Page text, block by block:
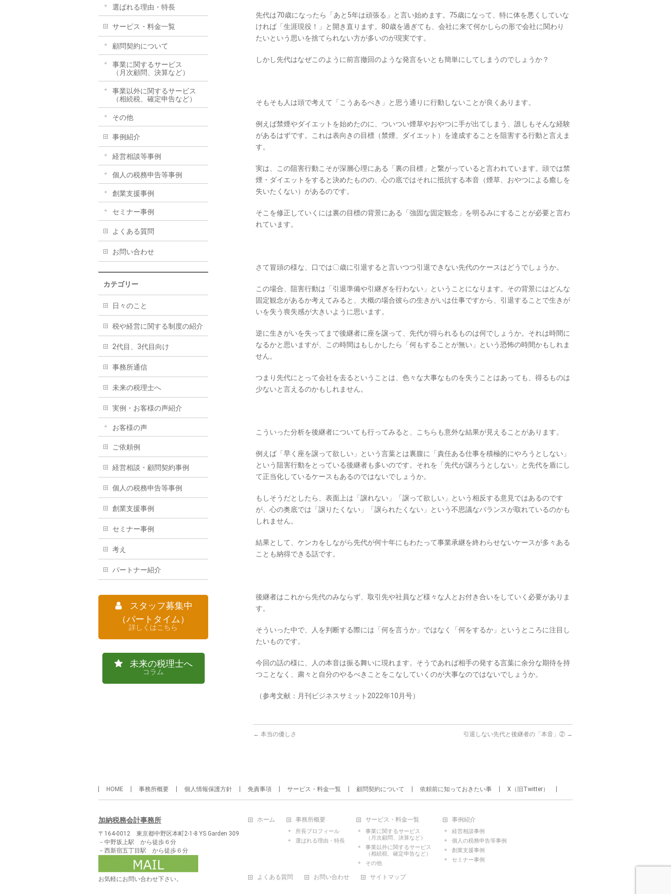
先代は70歳になったら「あと5年は頑張る」と言い始めます。75歳になって、特に体を悪くしていな
ければ「生涯現役！」と開き直ります。80歳を過ぎても、会社に来て何かしらの形で会社に関わり
たいという思いを捨てられない方が多いのが現実です。
しかし先代はなぜこのように前言撤回のような発言をいとも簡単にしてしまうのでしょうか？
そもそも人は頭で考えて「こうあるべき」と思う通りに行動しないことが良くあります。
例えば禁煙やダイエットを始めたのに、ついつい煙草やおやつに手が出てしまう、誰しもそんな経験
があるはずです。これは表向きの目標（禁煙、ダイエット）を達成することを阻害する行動と言えま
す。
実は、この阻害行動こそが深層心理にある「裏の目標」と繋がっていると言われています。頭では禁
煙・ダイエットをすると決めたものの、心の底ではそれに抵抗する本音（煙草、おやつによる癒しを
失いたくない）があるのです。
そこを修正していくには裏の目標の背景にある「強固な固定観念」を明るみにすることが必要と言わ
れています。
さて冒頭の様な、口では〇歳に引退すると言いつつ引退できない先代のケースはどうでしょうか。
この場合、阻害行動は「引退準備や引継ぎを行わない」ということになります。その背景にはどんな
固定観念があるか考えてみると、大概の場合彼らの生きがいは仕事ですから、引退することで生きが
いを失う喪失感が大きいように思います。
逆に生きがいを失ってまで後継者に座を譲って、先代が得られるものは何でしょうか。それは時間に
なるかと思いますが、この時間はもしかしたら「何もすることが無い」という恐怖の時間かもしれま
せん。
つまり先代にとって会社を去るということは、色々な大事なものを失うことはあっても、得るものは
少ないと言えるのかもしれません。
こういった分析を後継者についても行ってみると、こちらも意外な結果が見えることがあります。
例えば「早く座を譲って欲しい」という言葉とは裏腹に「責任ある仕事を積極的にやろうとしない」
という阻害行動をとっている後継者も多いのです。それを「先代が譲ろうとしない」と先代を盾にし
て正当化しているケースもあるのではないでしょうか。
もしそうだとしたら、表面上は「譲れない」「譲って欲しい」という相反する意見ではあるのです
が、心の奥底では「譲りたくない」「譲られたくない」という不思議なバランスが取れているのかも
しれません。
結果として、ケンカをしながら先代が何十年にもわたって事業承継を終わらせないケースが多々ある
ことも納得できる話です。
後継者はこれから先代のみならず、取引先や社員など様々な人とお付き合いをしていく必要がありま
す。
そういった中で、人を判断する際には「何を言うか」ではなく「何をするか」というところに注目し
たいものです。
今回の話の様に、人の本音は振る舞いに現れます。そうであれば相手の発する言葉に余分な期待を持
つことなく、粛々と自分のやるべきことをこなしていくのが大事なのではないでしょうか。
（参考文献：月刊ビジネスサミット2022年10月号）
← 本当の優しさ 引退しない先代と後継者の「本音」② →
選ばれる理由・特長
サービス・料金一覧
顧問契約について
事業に関するサービス
（月次顧問、決算など）
事業以外に関するサービス
（相続税、確定申告など）
その他
事例紹介
経営相談等事例
個人の税務申告等事例
創業支援事例
セミナー事例
よくある質問
お問い合わせ
カテゴリー
日々のこと
税や経営に関する制度の紹介
2代目、3代目向け
事務所通信
未来の税理士へ
実例・お客様の声紹介
お客様の声
ご依頼例
経営相談・顧問契約事例
個人の税務申告等事例
創業支援事例
セミナー事例
考え
パートナー紹介
スタッフ募集中
（パートタイム）
詳しくはこちら
未来の税理士へ
コラム
HOME 事務所概要 個人情報保護方針 免責事項 サービス・料金一覧 顧問契約について 依頼前に知っておきたい事 X（旧Twitter）
加納税務会計事務所
〒164-0012 東京都中野区本町2-1-8 YS Garden 309
－中野坂上駅 から徒歩６分
－西新宿五丁目駅 から徒歩６分
お気軽にお問い合わせ下さい。
ホーム 事務所概要
所長プロフィール
選ばれる理由・特長
サービス・料金一覧
事業に関するサービス
（月次顧問、決算など）
事業以外に関するサービス
（相続税、確定申告など）
その他
事例紹介
経営相談事例
個人の税務申告等事例
創業支援事例
セミナー事例
よくある質問 お問い合わせ サイトマップ